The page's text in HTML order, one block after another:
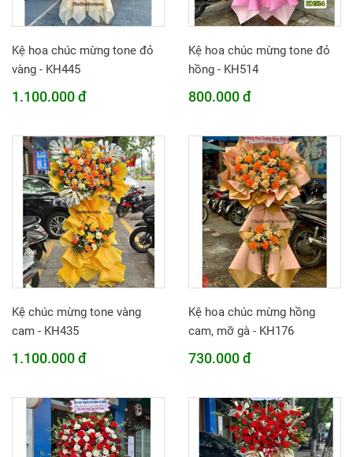
Kệ hoa chúc mừng tone đỏ
vàng - KH445
1.100.000 đ
Kệ hoa chúc mừng tone đỏ
hồng - KH514
800.000 đ
Kệ chúc mừng tone vàng
cam - KH435
1.100.000 đ
Kệ hoa chúc mừng hồng
cam, mỡ gà - KH176
730.000 đ